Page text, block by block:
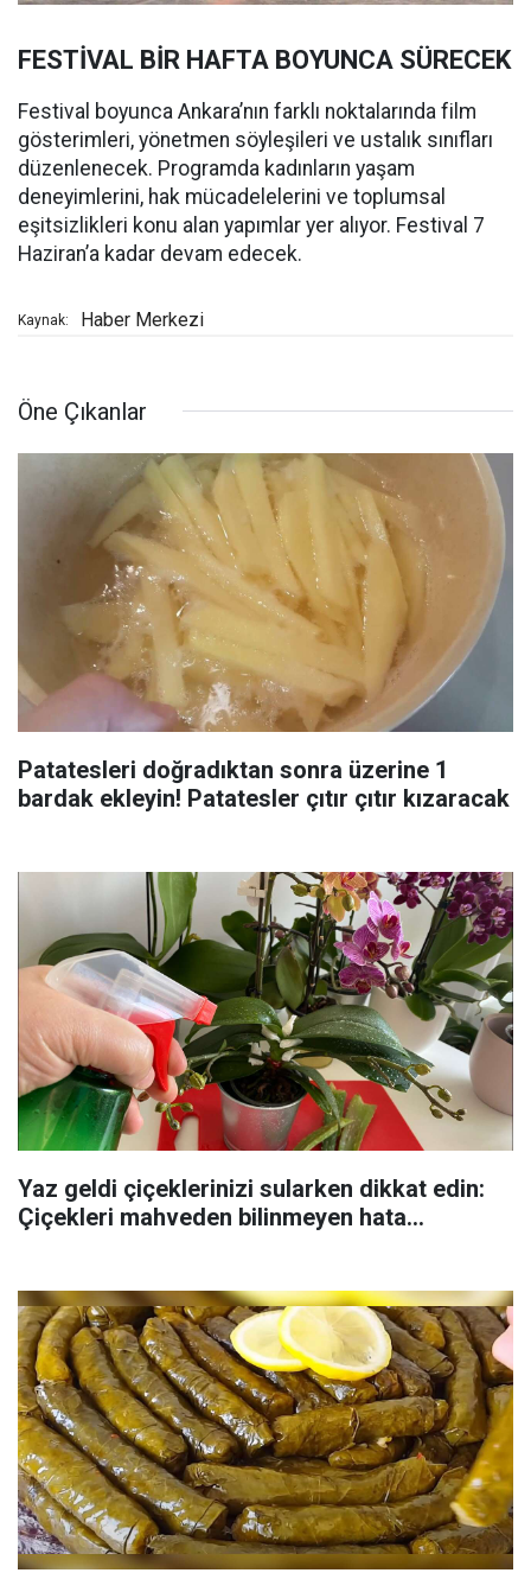
FESTİVAL BİR HAFTA BOYUNCA SÜRECEK
Festival boyunca Ankara’nın farklı noktalarında film
gösterimleri, yönetmen söyleşileri ve ustalık sınıfları
düzenlenecek. Programda kadınların yaşam
deneyimlerini, hak mücadelelerini ve toplumsal
eşitsizlikleri konu alan yapımlar yer alıyor. Festival 7
Haziran’a kadar devam edecek.
Kaynak: Haber Merkezi
Öne Çıkanlar
Patatesleri doğradıktan sonra üzerine 1
bardak ekleyin! Patatesler çıtır çıtır kızaracak
Yaz geldi çiçeklerinizi sularken dikkat edin:
Çiçekleri mahveden bilinmeyen hata...